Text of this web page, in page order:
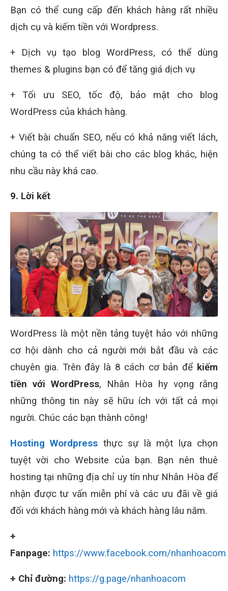
Bạn có thể cung cấp đến khách hàng rất nhiều
dịch cụ và kiếm tiền với Wordpress.
+ Dịch vụ tạo blog WordPress, có thể dùng
themes & plugins bạn có để tăng giá dịch vụ
+ Tối ưu SEO, tốc độ, bảo mật cho blog
WordPress của khách hàng.
+ Viết bài chuẩn SEO, nếu có khả năng viết lách,
chúng ta có thể viết bài cho các blog khác, hiện
nhu cầu này khá cao.
9. Lời kết
WordPress là một nền tảng tuyệt hảo với những
cơ hội dành cho cả người mới bắt đầu và các
chuyên gia. Trên đây là 8 cách cơ bản để kiếm
tiền với WordPress, Nhân Hòa hy vọng rằng
những thông tin này sẽ hữu ích với tất cả mọi
người. Chúc các bạn thành công!
Hosting Wordpress thực sự là một lựa chọn
tuyệt vời cho Website của bạn. Bạn nên thuê
hosting tại những địa chỉ uy tín như Nhân Hòa để
nhận được tư vấn miễn phí và các ưu đãi về giá
đối với khách hàng mới và khách hàng lâu năm.
+
Fanpage: https://www.facebook.com/nhanhoacom
+ Chỉ đường: https://g.page/nhanhoacom